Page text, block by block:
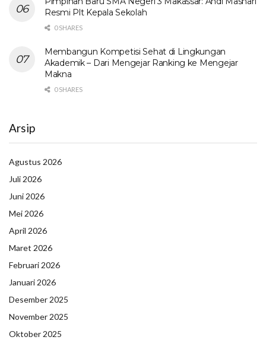
Resmi Plt Kepala Sekolah
0 SHARES
Membangun Kompetisi Sehat di Lingkungan
Akademik – Dari Mengejar Ranking ke Mengejar
Makna
0 SHARES
Arsip
Agustus 2026
Juli 2026
Juni 2026
Mei 2026
April 2026
Maret 2026
Februari 2026
Januari 2026
Desember 2025
November 2025
Oktober 2025